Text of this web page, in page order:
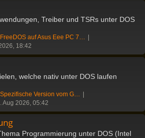
Treiber und TSRs unter DOS
auf Asus Eee PC 7…
18:42
welche nativ unter DOS laufen
Spezifische Version vom G…
Aug 2026, 05:42
Programmierung unter DOS (Intel